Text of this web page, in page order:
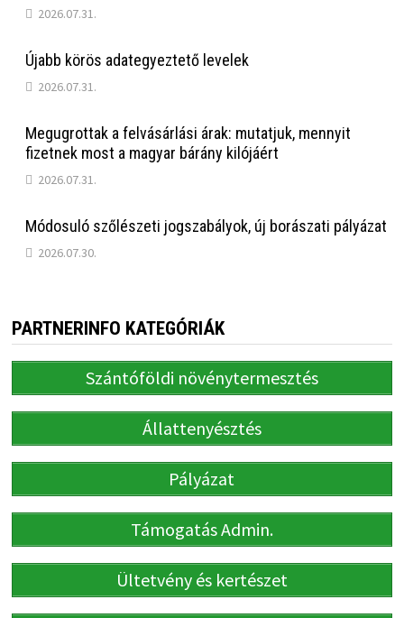
2026.07.31.
Újabb körös adategyeztető levelek
2026.07.31.
Megugrottak a felvásárlási árak: mutatjuk, mennyit
fizetnek most a magyar bárány kilójáért
2026.07.31.
Módosuló szőlészeti jogszabályok, új borászati pályázat
2026.07.30.
PARTNERINFO KATEGÓRIÁK
Szántóföldi növénytermesztés
Állattenyésztés
Pályázat
Támogatás Admin.
Ültetvény és kertészet